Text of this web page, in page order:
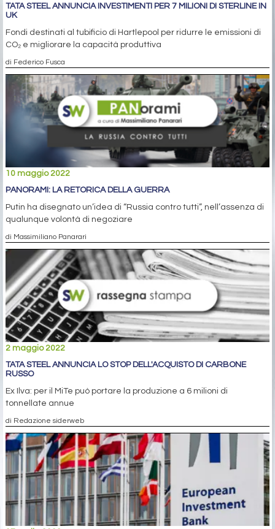
TATA STEEL ANNUNCIA INVESTIMENTI PER 7 MILIONI DI STERLINE IN
UK
Fondi destinati al tubificio di Hartlepool per ridurre le emissioni di
CO₂ e migliorare la capacità produttiva
di Federico Fusca
10 maggio 2022
PANORAMI: LA RETORICA DELLA GUERRA
Putin ha disegnato un’idea di “Russia contro tutti”, nell’assenza di
qualunque volontà di negoziare
di Massimiliano Panarari
2 maggio 2022
TATA STEEL ANNUNCIA LO STOP DELL'ACQUISTO DI CARBONE
RUSSO
Ex Ilva: per il MiTe può portare la produzione a 6 milioni di
tonnellate annue
di Redazione siderweb